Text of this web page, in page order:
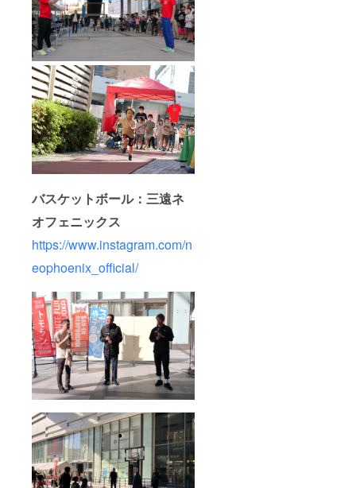
バスケットボール：三遠ネ
オフェニックス
https://www.instagram.com/n
eophoenix_official/